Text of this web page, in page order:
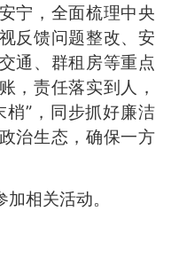
宁，全面梳理中央
反馈问题整改、安
通、群租房等重点
，责任落实到人，
梢”，同步抓好廉洁
治生态，确保一方
相关活动。